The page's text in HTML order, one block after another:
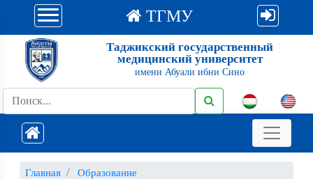
ТГМУ
Таджикский государственный
медицинский университет
имени Абуали ибни Сино
Главная Образование